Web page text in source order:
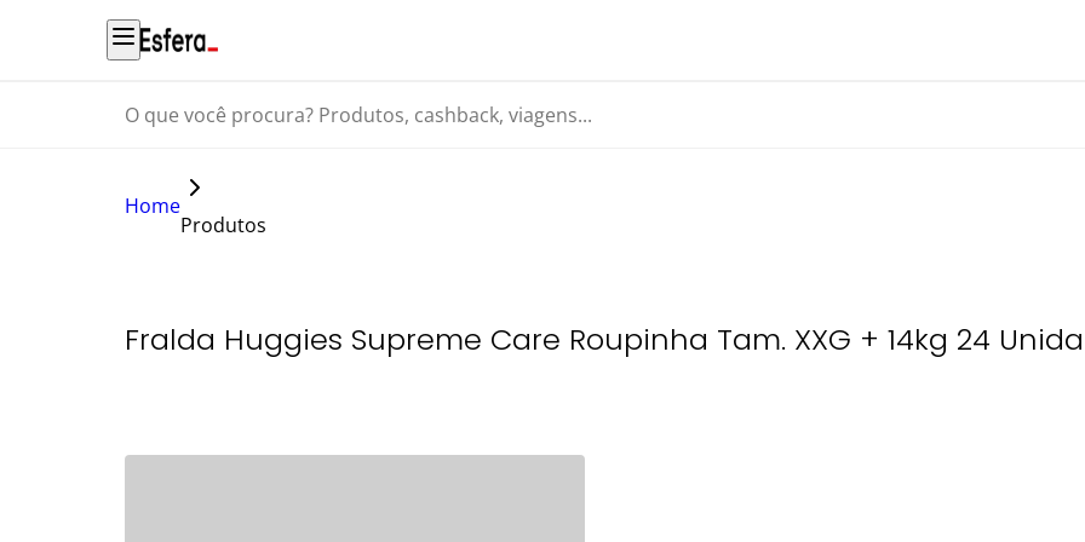
O que você procura? Produtos, cashback, viagens...
Home
Produtos
Fralda Huggies Supreme Care Roupinha Tam. XXG + 14kg 24